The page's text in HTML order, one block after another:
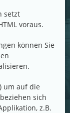
setzt
voraus.
können Sie
um auf die
sich
z.B.